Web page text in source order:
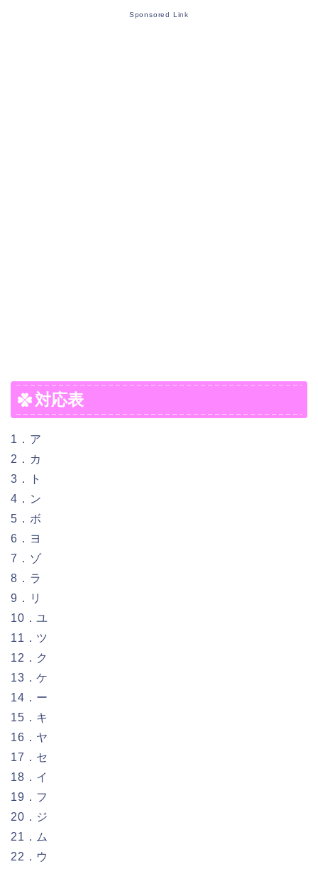
Sponsored Link
対応表
1．ア
2．カ
3．ト
4．ン
5．ボ
6．ヨ
7．ゾ
8．ラ
9．リ
10．ユ
11．ツ
12．ク
13．ケ
14．ー
15．キ
16．ヤ
17．セ
18．イ
19．フ
20．ジ
21．ム
22．ウ